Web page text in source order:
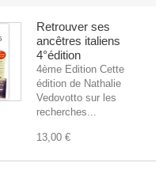
Retrouver ses
ancêtres italiens
4°édition
4ème Edition Cette
édition de Nathalie
Vedovotto sur les
recherches...
13,00 €